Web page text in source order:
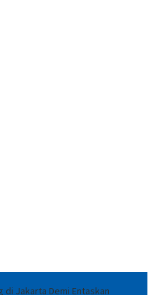
di Jakarta Demi Entaskan